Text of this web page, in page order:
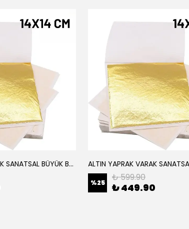
ALTIN YAPRAK VARAK SANATSAL BÜYÜK BOY FOLYO EPOKSİ REÇİNE NAİL ART 8 ADET ALTIN RENK 14X14 CM
%25 ₺ 599.90
₺ 449.90